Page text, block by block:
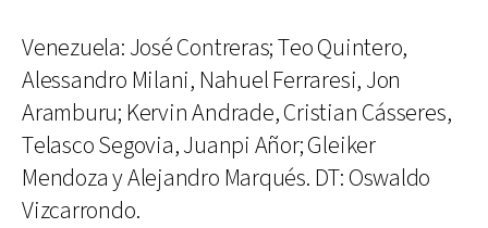
Venezuela: José Contreras; Teo Quintero,
Alessandro Milani, Nahuel Ferraresi, Jon
Aramburu; Kervin Andrade, Cristian Cásseres,
Telasco Segovia, Juanpi Añor; Gleiker
Mendoza y Alejandro Marqués. DT: Oswaldo
Vizcarrondo.